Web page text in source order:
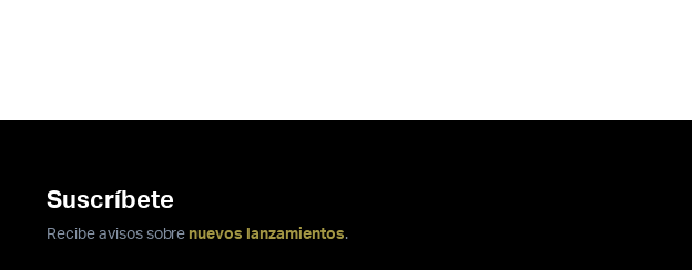
Suscríbete
Recibe avisos sobre nuevos lanzamientos.